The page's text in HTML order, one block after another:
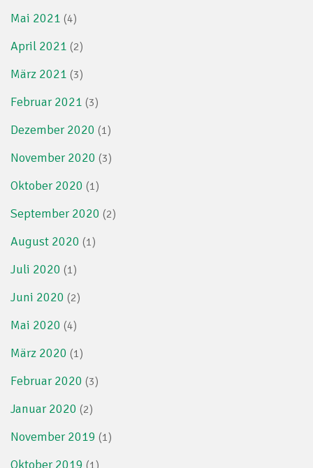
Mai 2021 (4)
April 2021 (2)
März 2021 (3)
Februar 2021 (3)
Dezember 2020 (1)
November 2020 (3)
Oktober 2020 (1)
September 2020 (2)
August 2020 (1)
Juli 2020 (1)
Juni 2020 (2)
Mai 2020 (4)
März 2020 (1)
Februar 2020 (3)
Januar 2020 (2)
November 2019 (1)
Oktober 2019 (1)